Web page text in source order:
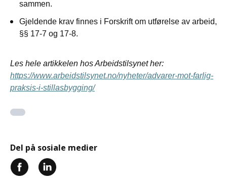
sammen.
Gjeldende krav finnes i Forskrift om utførelse av arbeid,
§§ 17-7 og 17-8.
Les hele artikkelen hos Arbeidstilsynet her:
https://www.arbeidstilsynet.no/nyheter/advarer-mot-farlig-
praksis-i-stillasbygging/
Del på sosiale medier